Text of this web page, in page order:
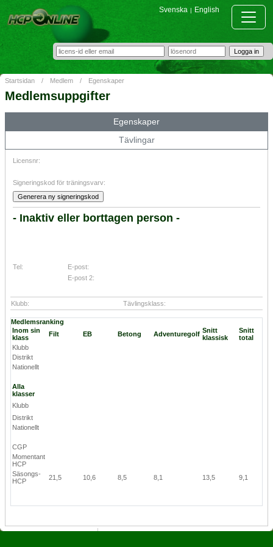
Svenska | English
Startsidan / Medlem / Egenskaper
Medlemsuppgifter
Egenskaper
Tävlingar
Licensnr:
Signeringskod för träningsvarv:
- Inaktiv eller borttagen person -
Tel:
E-post:
E-post 2:
Klubb: Tävlingsklass:
Medlemsranking
Inom sin
klass
Filt EB Betong Adventuregolf Snitt
klassisk
Snitt
total
Klubb
Distrikt
Nationellt
Alla
klasser
Klubb
Distrikt
Nationellt
CGP
Momentant
HCP
Säsongs-
HCP
21,5 10,6 8,5 8,1 13,5 9,1